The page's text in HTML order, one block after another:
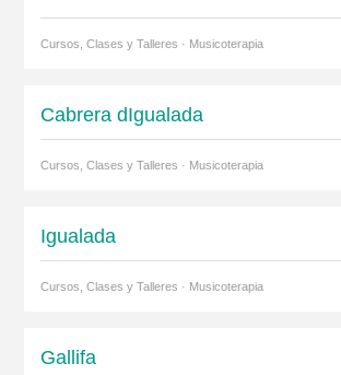
Cursos, Clases y Talleres · Musicoterapia
Cabrera dIgualada
Cursos, Clases y Talleres · Musicoterapia
Igualada
Cursos, Clases y Talleres · Musicoterapia
Gallifa